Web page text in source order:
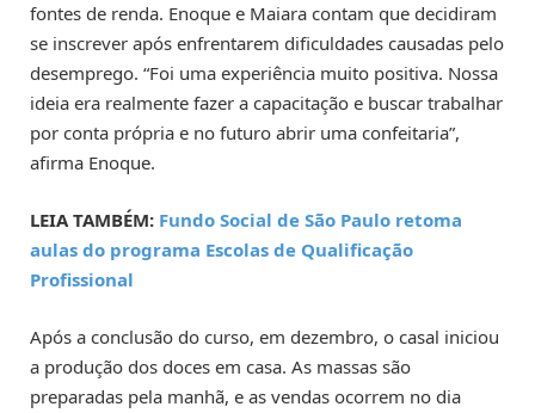
fontes de renda. Enoque e Maiara contam que decidiram
se inscrever após enfrentarem dificuldades causadas pelo
desemprego. “Foi uma experiência muito positiva. Nossa
ideia era realmente fazer a capacitação e buscar trabalhar
por conta própria e no futuro abrir uma confeitaria”,
afirma Enoque.
LEIA TAMBÉM: Fundo Social de São Paulo retoma
aulas do programa Escolas de Qualificação
Profissional
Após a conclusão do curso, em dezembro, o casal iniciou
a produção dos doces em casa. As massas são
preparadas pela manhã, e as vendas ocorrem no dia